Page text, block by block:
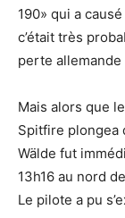
190» qui a
c’était très
perte
Mais alors que
Spitfire plongea
Wälde fut
13h16 au nord
Le pilote a pu